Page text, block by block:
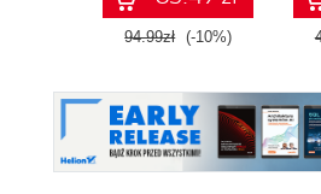
Edition
94.99zł (-10%)